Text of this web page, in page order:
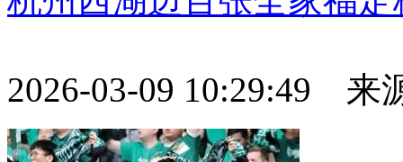
2026-03-09 10:29:49 来